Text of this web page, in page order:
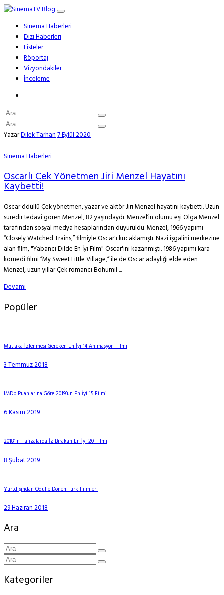
Sinema Haberleri
Dizi Haberleri
Listeler
Röportaj
Vizyondakiler
İnceleme
YazarDilek Tarhan7 Eylül 2020
Sinema Haberleri
Oscarlı Çek Yönetmen Jiri Menzel Hayatını
Kaybetti!
Oscar ödüllü Çek yönetmen, yazar ve aktör Jiri Menzel hayatını kaybetti. Uzun
süredir tedavi gören Menzel, 82 yaşındaydı. Menzel’in ölümü eşi Olga Menzel
tarafından sosyal medya hesaplarından duyuruldu. Menzel, 1966 yapımı
“Closely Watched Trains,” filmiyle Oscar'ı kucaklamıştı. Nazi işgalini merkezine
alan film, "Yabancı Dilde En İyi Film" Oscar'ını kazanmıştı. 1986 yapımı kara
komedi filmi “My Sweet Little Village,” ile de Oscar adaylığı elde eden
Menzel, uzun yıllar Çek romancı Bohumil ...
Devamı
Popüler
Mutlaka İzlenmesi Gereken En İyi 14 Animasyon Filmi
3 Temmuz 2018
IMDb Puanlarına Göre 2019’un En İyi 15 Filmi
6 Kasım 2019
2018’in Hafızalarda İz Bırakan En İyi 20 Filmi
8 Şubat 2019
Yurtdışından Ödülle Dönen Türk Filmleri
29 Haziran 2018
Ara
Kategoriler